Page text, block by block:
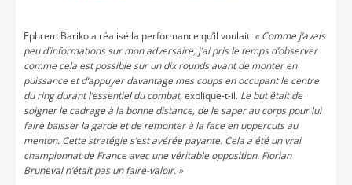
Ephrem Bariko a réalisé la performance qu’il voulait. « Comme j’avais
peu d’informations sur mon adversaire, j’ai pris le temps d’observer
comme cela est possible sur un dix rounds avant de monter en
puissance et d’appuyer davantage mes coups en occupant le centre
du ring durant l’essentiel du combat, explique-t-il. Le but était de
soigner le cadrage à la bonne distance, de le saper au corps pour lui
faire baisser la garde et de remonter à la face en uppercuts au
menton. Cette stratégie s’est avérée payante. Cela a été un vrai
championnat de France avec une véritable opposition. Florian
Bruneval n’était pas un faire-valoir. »